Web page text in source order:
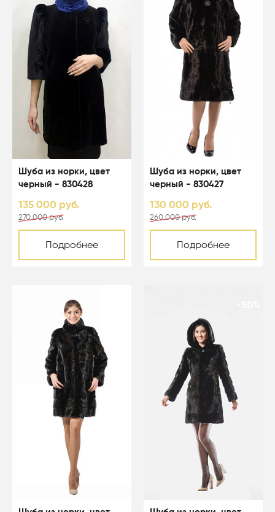
Шуба из норки, цвет
черный - 830428
135 000 руб.
270 000 руб.
Подробнее
Шуба из норки, цвет
черный - 830427
130 000 руб.
260 000 руб.
Подробнее